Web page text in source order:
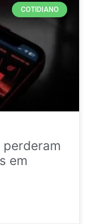
COTIDIANO
perderam
em